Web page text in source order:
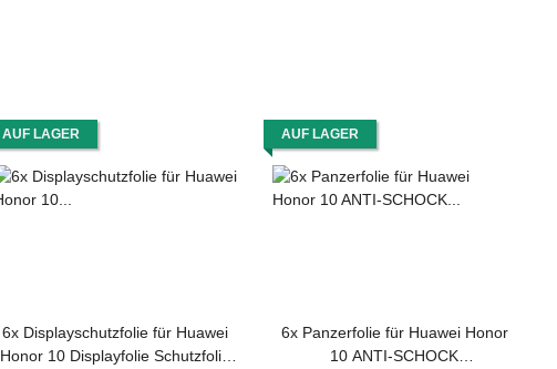
AUF LAGER
6x Displayschutzfolie für Huawei
Honor 10 Displayfolie Schutzfolie
AUF LAGER
6x Panzerfolie für Huawei Honor
10 ANTI-SCHOCK